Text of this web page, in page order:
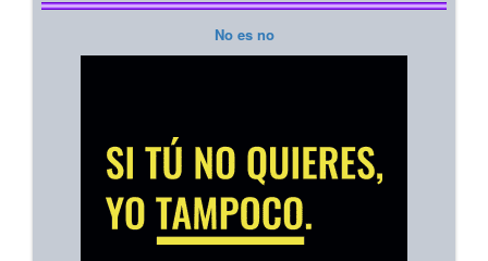
No es no